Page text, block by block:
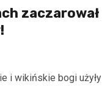
zaczarował
i wikińskie bogi użyły